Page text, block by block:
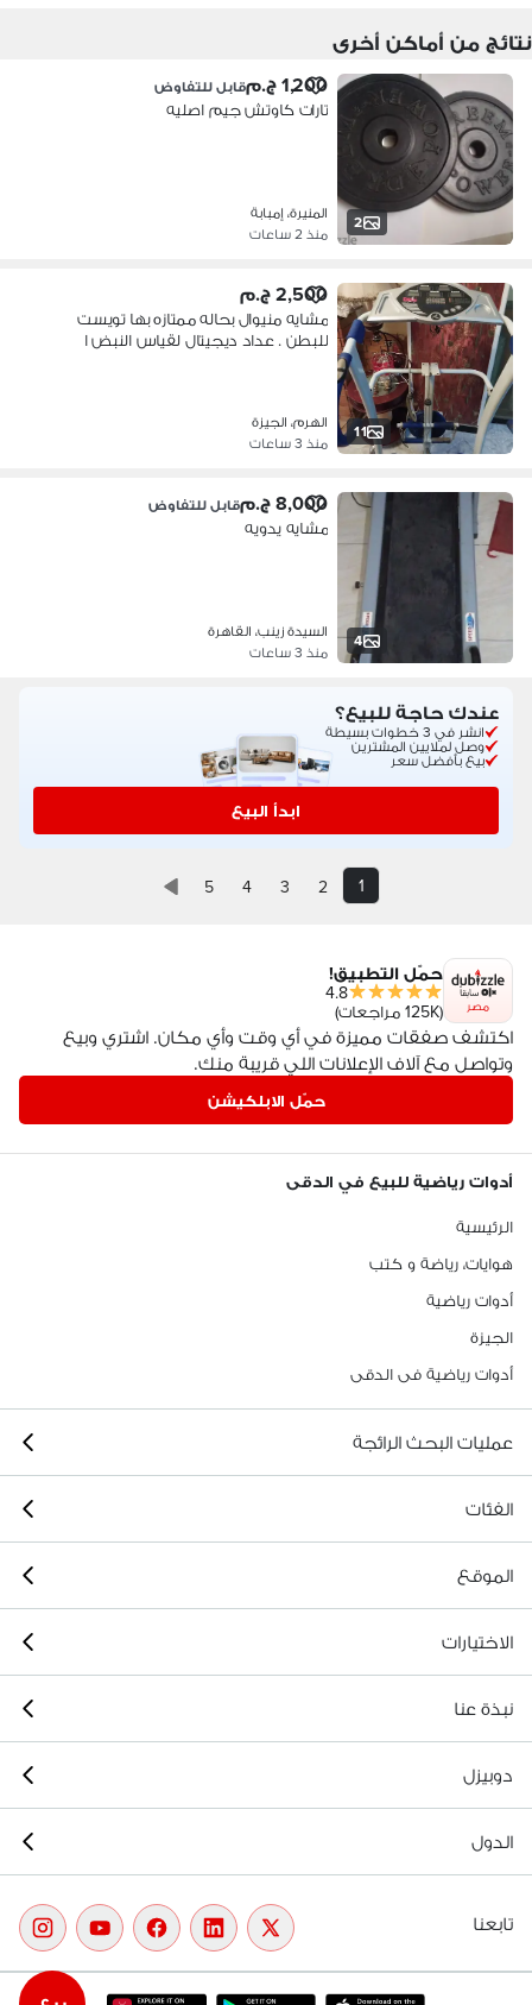
نتائج من أماكن أخرى
2
1,200 ج.م قابل للتفاوض
تارات كاوتش جيم اصليه
المنيرة، إمبابة
منذ 2 ساعات
11
2,500 ج.م
مشايه منيوال بحاله ممتازه بها تويست
للبطن . عداد ديجيتال لقياس النبض ا
الهرم، الجيزة
منذ 3 ساعات
4
8,000 ج.م قابل للتفاوض
مشايه يدويه
السيدة زينب، القاهرة
منذ 3 ساعات
عندك حاجة للبيع؟
انشر في 3 خطوات بسيطة
وصل لملايين المشترين
بيع بأفضل سعر
ابدأ البيع
1
2
3
4
5
مصر
حمّل التطبيق!
4.8
(125K مراجعات)
اكتشف صفقات مميزة في أي وقت وأي مكان. اشتري وبيع
وتواصل مع آلاف الإعلانات اللي قريبة منك.
حمّل الابلكيشن
أدوات رياضية للبيع في الدقى
الرئيسية
هوايات، رياضة و كتب
أدوات رياضية
الجيزة
أدوات رياضية فى الدقى
عمليات البحث الرائجة
الفئات
الموقع
الاختيارات
نبذة عنا
دوبيزل
الدول
تابعنا